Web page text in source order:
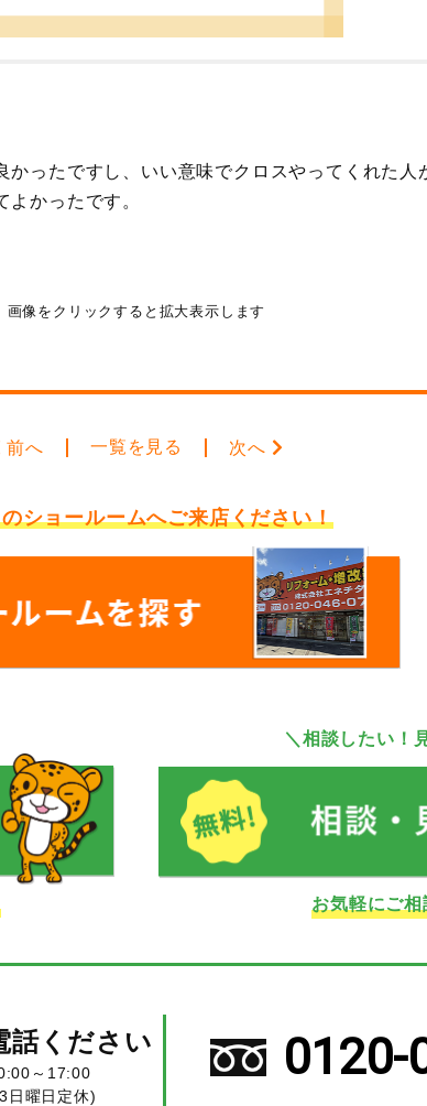
ったですし、いい意味でクロスやってくれた人
かったです。
画像をクリックすると拡大表示します
前へ 一覧を見る 次へ
ショールームへご来店ください！
＼相談したい！
お気軽にご相
話ください
～17:00
日曜日定休)
0120-